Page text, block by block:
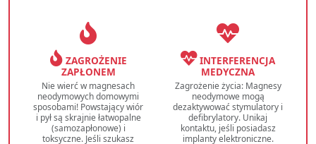
ZAGROŻENIE
ZAPŁONEM
Nie wierć w magnesach
neodymowych domowymi
sposobami! Powstający wiór
i pył są skrajnie łatwopalne
(samozapłonowe) i
toksyczne. Jeśli szukasz
INTERFERENCJA
MEDYCZNA
Zagrożenie życia: Magnesy
neodymowe mogą
dezaktywować stymulatory i
defibrylatory. Unikaj
kontaktu, jeśli posiadasz
implanty elektroniczne.